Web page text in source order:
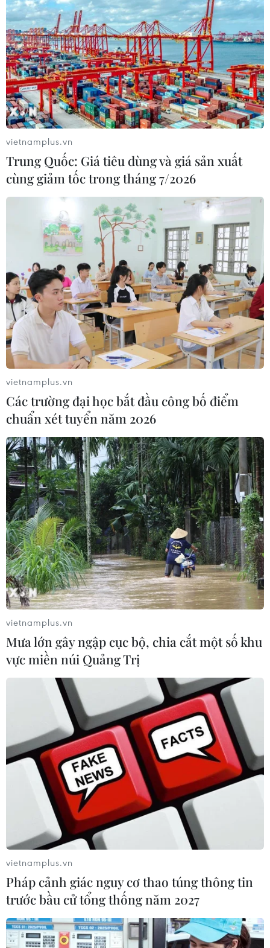
vietnamplus.vn
Trung Quốc: Giá tiêu dùng và giá sản xuất
cùng giảm tốc trong tháng 7/2026
vietnamplus.vn
Các trường đại học bắt đầu công bố điểm
chuẩn xét tuyển năm 2026
vietnamplus.vn
Mưa lớn gây ngập cục bộ, chia cắt một số khu
vực miền núi Quảng Trị
vietnamplus.vn
Pháp cảnh giác nguy cơ thao túng thông tin
trước bầu cử tổng thống năm 2027